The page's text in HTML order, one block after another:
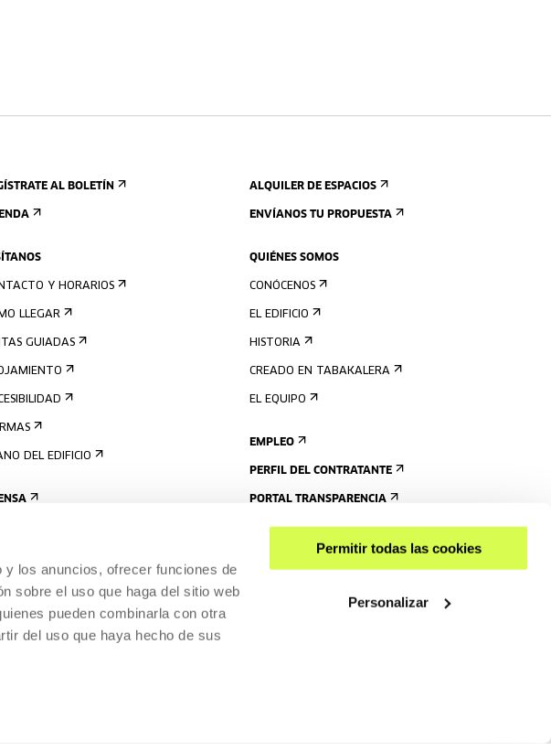
los anuncios, ofrecer funciones de
sobre el uso que haga del sitio web
pueden combinarla con otra
del uso que haya hecho de sus
Permitir todas las cookies
Personalizar
AL BOLETÍN
Y HORARIOS
LLEGAR
GUIADAS
DEL EDIFICIO
ALQUILER DE ESPACIOS
ENVÍANOS TU PROPUESTA
QUIÉNES SOMOS
CONÓCENOS
EL EDIFICIO
HISTORIA
CREADO EN TABAKALERA
EL EQUIPO
EMPLEO
PERFIL DEL CONTRATANTE
PORTAL TRANSPARENCIA